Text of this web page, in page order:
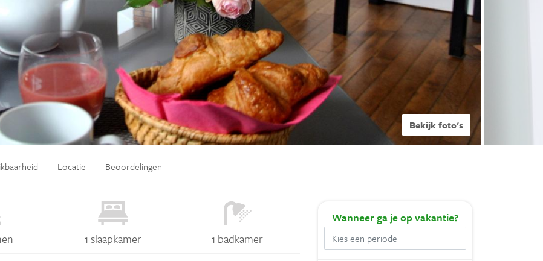
Bekijk foto's
Locatie Beoordelingen
1 slaapkamer 1 badkamer
Wanneerga je op vakantie?